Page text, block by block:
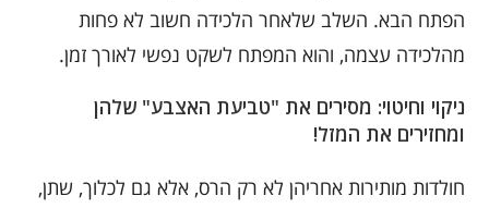
הפתח הבא. השלב שלאחר הלכידה חשוב לא פחות
מהלכידה עצמה, והוא המפתח לשקט נפשי לאורך זמן.
ניקוי וחיטוי: מסירים את "טביעת האצבע" שלהן
ומחזירים את המזל!
חולדות מותירות אחריהן לא רק הרס, אלא גם לכלוך, שתן,